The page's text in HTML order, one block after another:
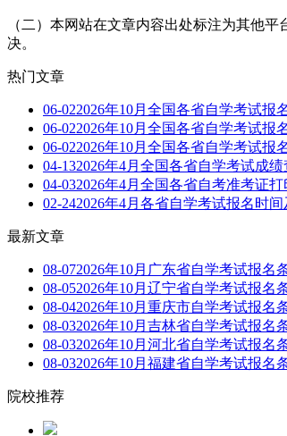
（二）本网站在文章内容出处标注为其他
决。
热门文章
06-022026年10月全国各省自学考试报
06-022026年10月全国各省自学考试报
06-022026年10月全国各省自学考试报
04-132026年4月全国各省自学考试成
04-032026年4月全国各省自考准考证
02-242026年4月各省自学考试报名时
最新文章
08-072026年10月广东省自学考试报名
08-052026年10月辽宁省自学考试报名
08-042026年10月重庆市自学考试报名
08-032026年10月吉林省自学考试报名
08-032026年10月河北省自学考试报名
08-032026年10月福建省自学考试报名
院校推荐